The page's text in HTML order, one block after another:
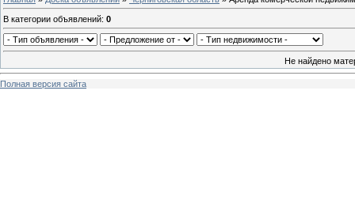
В категории объявлений: 0
Не найдено
Полная версия сайта